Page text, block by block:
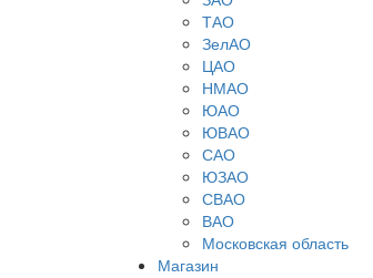
ТАО
ЗелАО
ЦАО
НМАО
ЮАО
ЮВАО
САО
ЮЗАО
СВАО
ВАО
Московская область
Магазин